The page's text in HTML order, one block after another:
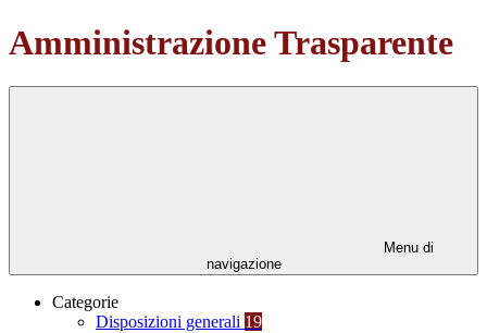
Amministrazione Trasparente
Menu di
navigazione
Categorie
Disposizioni generali 19